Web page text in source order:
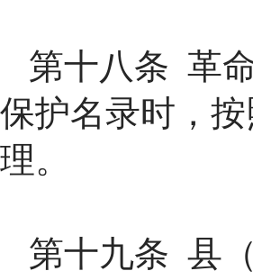
第十八条 革
保护名录时，
理。
第十九条 县